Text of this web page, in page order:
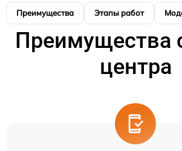
Преимущества Этапы работ
Преимущества
центра